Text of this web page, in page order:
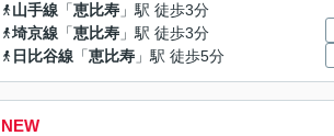
山手線 「恵比寿 」駅 徒歩3分
埼京線 「恵比寿 」駅 徒歩3分
日比谷線 「恵比寿 」駅 徒歩5分
NEW